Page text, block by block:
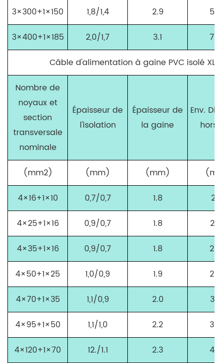
3×300+1×150
1,8/1,4 2.9
3×400+1×185
2,0/1,7 3.1
Câble d'alimentation à gaine PVC isolé
Nombre de
noyaux et
section
transversale
nominale
Épaisseur de
l'isolation
Épaisseur de
la gaine
Env.
hors
(mm2) (mm) (mm)
4×16+1×10
0,7/0,7 1.8
4×25+1×16
0,9/0,7 1.8
4×35+1×16
0,9/0,7 1.8
4×50+1×25
1,0/0,9 1.9
4×70+1×35
1,1/0,9 2.0
4×95+1×50
1,1/1,0 2.2
4×120+1×70
12./1.1 2.3